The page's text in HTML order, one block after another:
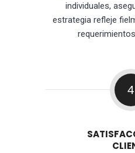
individuales,
estrategia refleje
4